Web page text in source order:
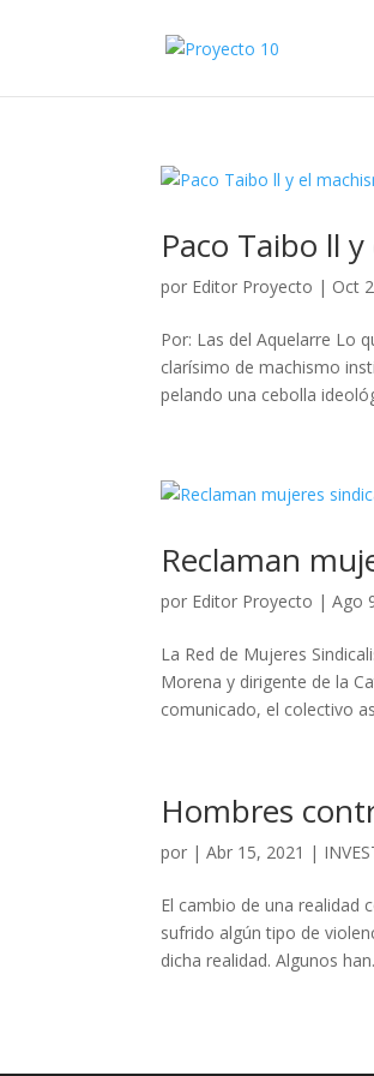
Paco Taibo ll
por Editor Proyecto | Oct
Por: Las del Aquelarre Lo
clarísimo de machismo
pelando una cebolla
Reclaman
por Editor Proyecto |Ago
La Red de Mujeres
Morena y dirigente de la
comunicado, el colectivo
Hombres
por |Abr 15, 2021 |
El cambio de una realidad
sufrido algún tipo de
dicha realidad. Algunos